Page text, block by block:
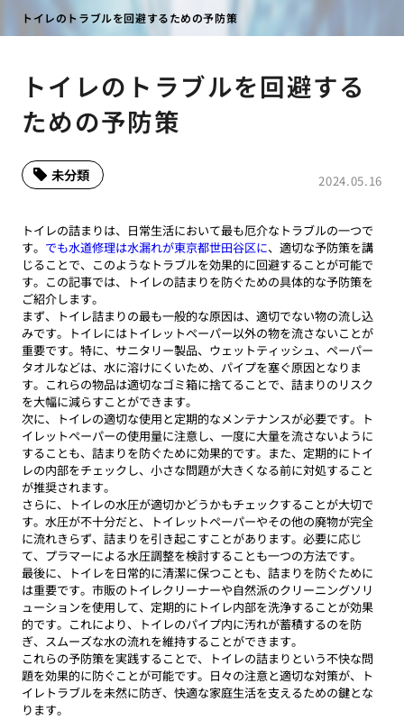
トイレのトラブルを回避するための予防策
トイレのトラブルを回避する
ための予防策
2024.05.16
未分類
トイレの詰まりは、日常生活において最も厄介なトラブルの一つで
す。 でも水道修理は水漏れが東京都世田谷区に、適切な予防策を講
じることで、このようなトラブルを効果的に回避することが可能で
す。この記事では、トイレの詰まりを防ぐための具体的な予防策を
ご紹介します。
まず、トイレ詰まりの最も一般的な原因は、適切でない物の流し込
みです。トイレにはトイレットペーパー以外の物を流さないことが
重要です。特に、サニタリー製品、ウェットティッシュ、ペーパー
タオルなどは、水に溶けにくいため、パイプを塞ぐ原因となりま
す。これらの物品は適切なゴミ箱に捨てることで、詰まりのリスク
を大幅に減らすことができます。
次に、トイレの適切な使用と定期的なメンテナンスが必要です。ト
イレットペーパーの使用量に注意し、一度に大量を流さないように
することも、詰まりを防ぐために効果的です。また、定期的にトイ
レの内部をチェックし、小さな問題が大きくなる前に対処すること
が推奨されます。
さらに、トイレの水圧が適切かどうかもチェックすることが大切で
す。水圧が不十分だと、トイレットペーパーやその他の廃物が完全
に流れきらず、詰まりを引き起こすことがあります。必要に応じ
て、プラマーによる水圧調整を検討することも一つの方法です。
最後に、トイレを日常的に清潔に保つことも、詰まりを防ぐために
は重要です。市販のトイレクリーナーや自然派のクリーニングソリ
ューションを使用して、定期的にトイレ内部を洗浄することが効果
的です。これにより、トイレのパイプ内に汚れが蓄積するのを防
ぎ、スムーズな水の流れを維持することができます。
これらの予防策を実践することで、トイレの詰まりという不快な問
題を効果的に防ぐことが可能です。日々の注意と適切な対策が、ト
イレトラブルを未然に防ぎ、快適な家庭生活を支えるための鍵とな
ります。